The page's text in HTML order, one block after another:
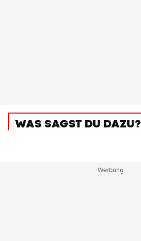
WAS SAGST DU DAZU?